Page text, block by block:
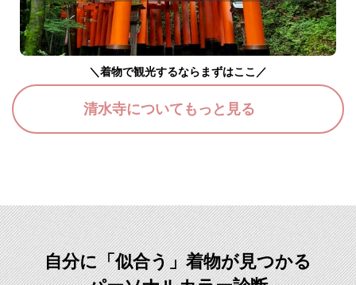
＼着物で観光するならまずはここ／
清水寺についてもっと見る
自分に「似合う」着物が見つかる